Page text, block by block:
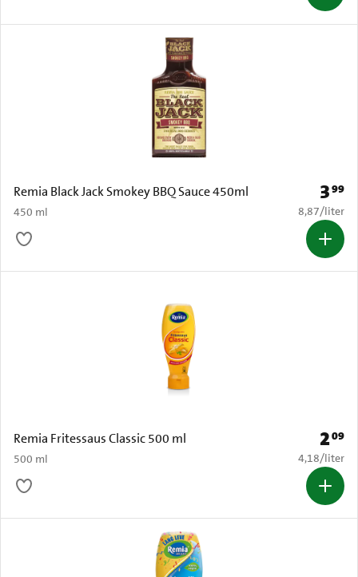
Remia Black Jack Smokey BBQ Sauce 450ml
450 ml
Prijs:
399
€ 8,87 per
8,87/liter
Remia Fritessaus Classic 500 ml
500 ml
Prijs:
209
€ 4,18 per
4,18/liter